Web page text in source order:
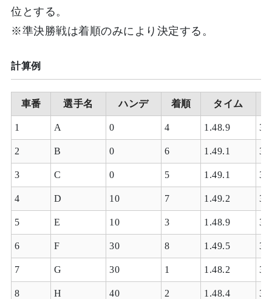
位とする。
※準決勝戦は着順のみにより決定する。
計算例
車番 選手名 ハンデ 着順 タイム
1 A 0 4 1.48.9
2 B 0 6 1.49.1
3 C 0 5 1.49.1
4 D 10 7 1.49.2
5 E 10 3 1.48.9
6 F 30 8 1.49.5
7 G 30 1 1.48.2
8 H 40 2 1.48.4